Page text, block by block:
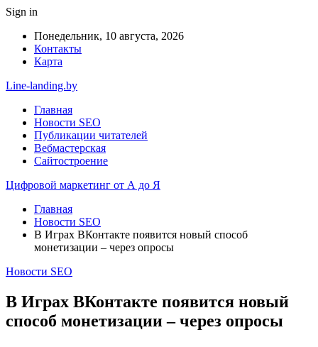
Sign in
Понедельник, 10 августа, 2026
Контакты
Карта
Line-landing.by
Главная
Новости SEO
Публикации читателей
Вебмастерская
Сайтостроение
Цифровой маркетинг от А до Я
Главная
Новости SEO
В Играх ВКонтакте появится новый способ
монетизации – через опросы
Новости SEO
В Играх ВКонтакте появится новый
способ монетизации – через опросы